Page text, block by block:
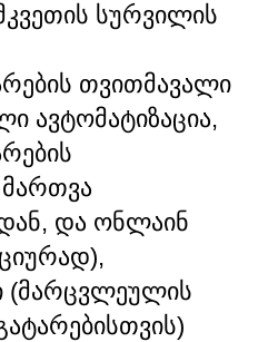
სურვილის
თვითმავალი
ავტომატიზაცია,
და ონლაინ
(მარცვლეულის